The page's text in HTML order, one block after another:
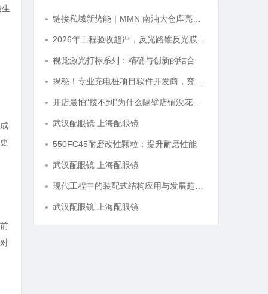
视觉激光打标系列：精确与创新的结合
武汉配眼镜 上海配眼镜
550FC45耐磨改性颗粒：提升耐磨性能
武汉配眼镜 上海配眼镜
武汉配眼镜 上海配眼镜